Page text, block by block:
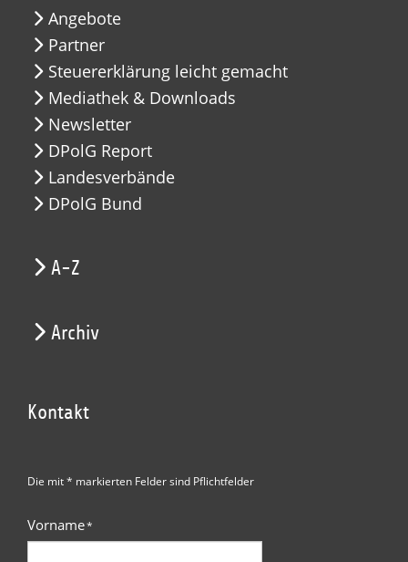
Angebote
Partner
Steuererklärung leicht gemacht
Mediathek & Downloads
Newsletter
DPolG Report
Landesverbände
DPolG Bund
A-Z
Archiv
Kontakt
Die mit * markierten Felder sind Pflichtfelder
Vorname*